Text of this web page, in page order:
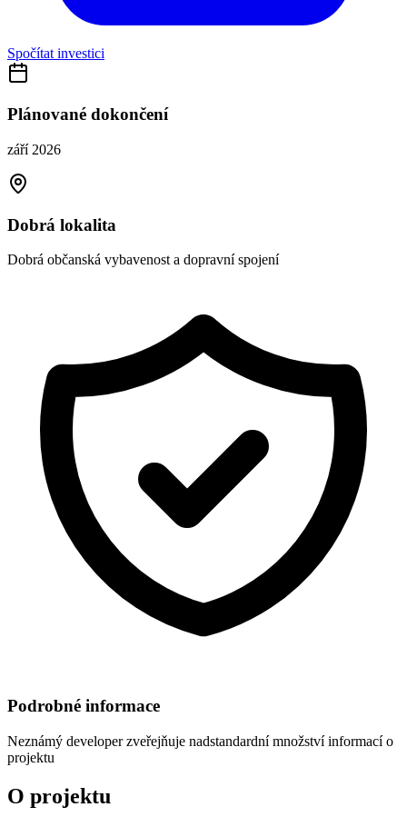
Spočítat investici
Plánované dokončení
září 2026
Dobrá lokalita
Dobrá občanská vybavenost a dopravní spojení
Podrobné informace
Neznámý developerzveřejňuje nadstandardní množství informací o
projektu
O projektu